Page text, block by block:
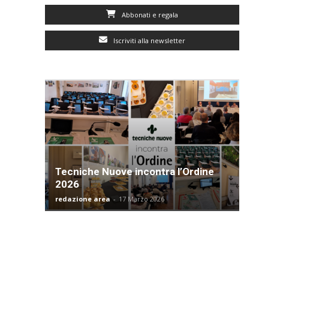
Abbonati e regala
Iscriviti alla newsletter
Tecniche Nuove incontra l’Ordine
2026
redazione area - 17 Marzo 2026